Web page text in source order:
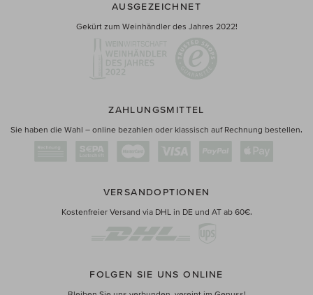
AUSGEZEICHNET
Gekürt zum Weinhändler des Jahres 2022!
ZAHLUNGSMITTEL
Sie haben die Wahl – online bezahlen oder klassisch auf Rechnung bestellen.
VERSANDOPTIONEN
Kostenfreier Versand via DHL in DE und AT ab 60€.
FOLGEN SIE UNS ONLINE